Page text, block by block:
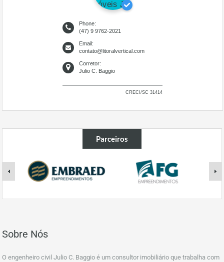
Phone:
(47) 9 9762-2021
Email:
contato@litoralvertical.com
Corretor:
Julio C. Baggio
CRECI/SC 31414
Parceiros
Sobre Nós
O engenheiro civil Julio C. Baggio é um consultor imobiliário que trabalha com